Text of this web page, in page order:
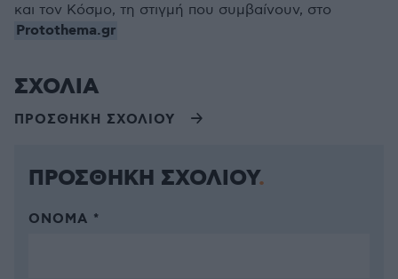
και τον Κόσμο, τη στιγμή που συμβαίνουν, στο
Protothema.gr
ΣΧΟΛΙΑ
ΠΡΟΣΘΗΚΗ ΣΧΟΛΙΟΥ
ΠΡΟΣΘΗΚΗ ΣΧΟΛΙΟΥ
ΌΝΟΜΑ *